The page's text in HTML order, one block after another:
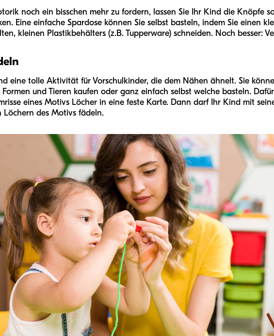
noch ein bisschen mehr zu fordern, lassen Sie Ihr Kind die Knöpfe
Eine einfache Spardose können Sie selbst basteln, indem Sie einen
kleinen Plastikbehälters (z.B. Tupperware) schneiden. Noch besser:
eine tolle Aktivität für Vorschulkinder, die dem Nähen ähnelt. Sie
und Tieren kaufen oder ganz einfach selbst welche basteln.
eines Motivs Löcher in eine feste Karte. Dann darf Ihr Kind mit
Löchern des Motivs fädeln.